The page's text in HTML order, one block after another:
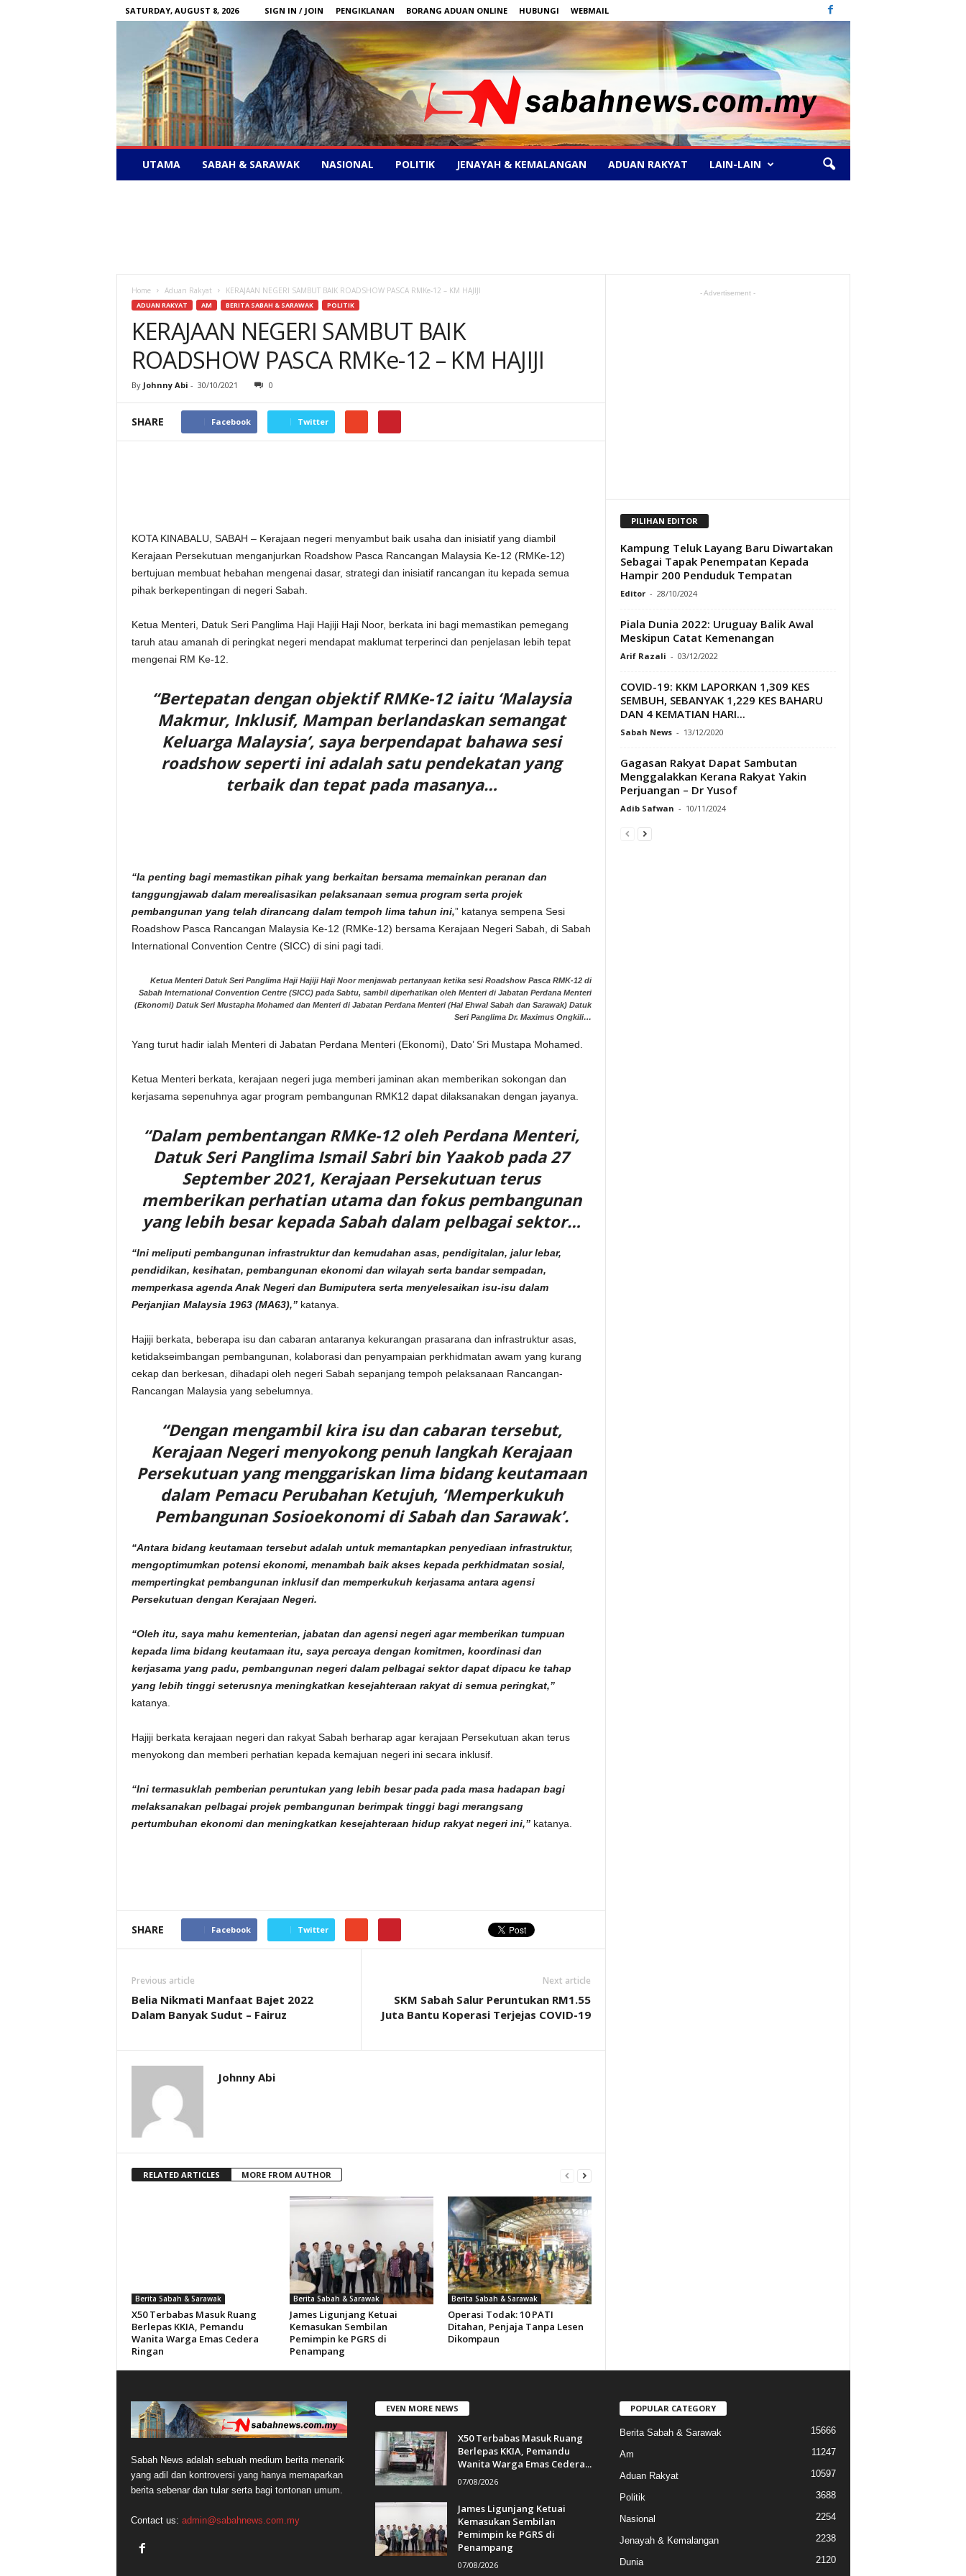
SATURDAY, AUGUST 8, 2026 SIGN IN / JOIN PENGIKLANAN BORANG ADUAN ONLINE HUBUNGI WEBMAIL
–
UTAMA SABAH & SARAWAK NASIONAL POLITIK JENAYAH & KEMALANGAN ADUAN RAKYAT LAIN-LAIN
Home Aduan Rakyat KERAJAAN NEGERI SAMBUT BAIK ROADSHOW PASCA RMKe-12 – KM HAJIJI
ADUAN RAKYAT AM BERITA SABAH & SARAWAK POLITIK
KERAJAAN NEGERI SAMBUT BAIK
ROADSHOW PASCA RMKe-12 – KM HAJIJI
By Johnny Abi - 30/10/2021 0
SHARE Facebook Twitter
KOTA KINABALU, SABAH – Kerajaan negeri menyambut baik usaha dan inisiatif yang diambil
Kerajaan Persekutuan menganjurkan Roadshow Pasca Rancangan Malaysia Ke-12 (RMKe-12)
bertujuan membuat hebahan mengenai dasar, strategi dan inisiatif rancangan itu kepada semua
pihak berkepentingan di negeri Sabah.
Ketua Menteri, Datuk Seri Panglima Haji Hajiji Haji Noor, berkata ini bagi memastikan pemegang
taruh atau amanah di peringkat negeri mendapat maklumat terperinci dan penjelasan lebih tepat
mengenai RM Ke-12.
“Bertepatan dengan objektif RMKe-12 iaitu ‘Malaysia
Makmur, Inklusif, Mampan berlandaskan semangat
Keluarga Malaysia’, saya berpendapat bahawa sesi
roadshow seperti ini adalah satu pendekatan yang
terbaik dan tepat pada masanya…
“Ia penting bagi memastikan pihak yang berkaitan bersama memainkan peranan dan
tanggungjawab dalam merealisasikan pelaksanaan semua program serta projek
pembangunan yang telah dirancang dalam tempoh lima tahun ini,” katanya sempena Sesi
Roadshow Pasca Rancangan Malaysia Ke-12 (RMKe-12) bersama Kerajaan Negeri Sabah, di Sabah
International Convention Centre (SICC) di sini pagi tadi.
Ketua Menteri Datuk Seri Panglima Haji Hajiji Haji Noor menjawab pertanyaan ketika sesi Roadshow Pasca RMK-12 di
Sabah International Convention Centre (SICC) pada Sabtu, sambil diperhatikan oleh Menteri di Jabatan Perdana Menteri
(Ekonomi) Datuk Seri Mustapha Mohamed dan Menteri di Jabatan Perdana Menteri (Hal Ehwal Sabah dan Sarawak) Datuk
Seri Panglima Dr. Maximus Ongkili…
Yang turut hadir ialah Menteri di Jabatan Perdana Menteri (Ekonomi), Dato’ Sri Mustapa Mohamed.
Ketua Menteri berkata, kerajaan negeri juga memberi jaminan akan memberikan sokongan dan
kerjasama sepenuhnya agar program pembangunan RMK12 dapat dilaksanakan dengan jayanya.
“Dalam pembentangan RMKe-12 oleh Perdana Menteri,
Datuk Seri Panglima Ismail Sabri bin Yaakob pada 27
September 2021, Kerajaan Persekutuan terus
memberikan perhatian utama dan fokus pembangunan
yang lebih besar kepada Sabah dalam pelbagai sektor…
“Ini meliputi pembangunan infrastruktur dan kemudahan asas, pendigitalan, jalur lebar,
pendidikan, kesihatan, pembangunan ekonomi dan wilayah serta bandar sempadan,
memperkasa agenda Anak Negeri dan Bumiputera serta menyelesaikan isu-isu dalam
Perjanjian Malaysia 1963 (MA63),”katanya.
Hajiji berkata, beberapa isu dan cabaran antaranya kekurangan prasarana dan infrastruktur asas,
ketidakseimbangan pembangunan, kolaborasi dan penyampaian perkhidmatan awam yang kurang
cekap dan berkesan, dihadapi oleh negeri Sabah sepanjang tempoh pelaksanaan Rancangan-
Rancangan Malaysia yang sebelumnya.
“Dengan mengambil kira isu dan cabaran tersebut,
Kerajaan Negeri menyokong penuh langkah Kerajaan
Persekutuan yang menggariskan lima bidang keutamaan
dalam Pemacu Perubahan Ketujuh, ‘Memperkukuh
Pembangunan Sosioekonomi di Sabah dan Sarawak’.
“Antara bidang keutamaan tersebut adalah untuk memantapkan penyediaan infrastruktur,
mengoptimumkan potensi ekonomi, menambah baik akses kepada perkhidmatan sosial,
mempertingkat pembangunan inklusif dan memperkukuh kerjasama antara agensi
Persekutuan dengan Kerajaan Negeri.
“Oleh itu, saya mahu kementerian, jabatan dan agensi negeri agar memberikan tumpuan
kepada lima bidang keutamaan itu, saya percaya dengan komitmen, koordinasi dan
kerjasama yang padu, pembangunan negeri dalam pelbagai sektor dapat dipacu ke tahap
yang lebih tinggi seterusnya meningkatkan kesejahteraan rakyat di semua peringkat,”
katanya.
Hajiji berkata kerajaan negeri dan rakyat Sabah berharap agar kerajaan Persekutuan akan terus
menyokong dan memberi perhatian kepada kemajuan negeri ini secara inklusif.
“Ini termasuklah pemberian peruntukan yang lebih besar pada pada masa hadapan bagi
melaksanakan pelbagai projek pembangunan berimpak tinggi bagi merangsang
pertumbuhan ekonomi dan meningkatkan kesejahteraan hidup rakyat negeri ini,”katanya.
SHARE Facebook Twitter
Previous article
Belia Nikmati Manfaat Bajet 2022
Dalam Banyak Sudut – Fairuz
Next article
SKM Sabah Salur Peruntukan RM1.55
Juta Bantu Koperasi Terjejas COVID-19
Johnny Abi
RELATED ARTICLES MORE FROM AUTHOR
Berita Sabah & Sarawak
X50 Terbabas Masuk Ruang
Berlepas KKIA, Pemandu
Wanita Warga Emas Cedera
Ringan
Berita Sabah & Sarawak
James Ligunjang Ketuai
Kemasukan Sembilan
Pemimpin ke PGRS di
Penampang
Berita Sabah & Sarawak
Operasi Todak: 10 PATI
Ditahan, Penjaja Tanpa Lesen
Dikompaun
- Advertisement -
PILIHAN EDITOR
Kampung Teluk Layang Baru Diwartakan
Sebagai Tapak Penempatan Kepada
Hampir 200 Penduduk Tempatan
Editor - 28/10/2024
Piala Dunia 2022: Uruguay Balik Awal
Meskipun Catat Kemenangan
Arif Razali - 03/12/2022
COVID-19: KKM LAPORKAN 1,309 KES
SEMBUH, SEBANYAK 1,229 KES BAHARU
DAN 4 KEMATIAN HARI...
Sabah News - 13/12/2020
Gagasan Rakyat Dapat Sambutan
Menggalakkan Kerana Rakyat Yakin
Perjuangan – Dr Yusof
Adib Safwan - 10/11/2024
Sabah News adalah sebuah medium berita menarik
yang adil dan kontroversi yang hanya memaparkan
berita sebenar dan tular serta bagi tontonan umum.
Contact us: admin@sabahnews.com.my
EVEN MORE NEWS
X50 Terbabas Masuk Ruang
Berlepas KKIA, Pemandu
Wanita Warga Emas Cedera...
07/08/2026
James Ligunjang Ketuai
Kemasukan Sembilan
Pemimpin ke PGRS di
Penampang
07/08/2026
POPULAR CATEGORY
Berita Sabah & Sarawak 15666
Am 11247
Aduan Rakyat 10597
Politik 3688
Nasional 2254
Jenayah & Kemalangan 2238
Dunia 2120